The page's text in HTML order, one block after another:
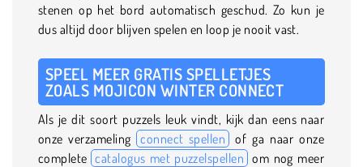
stenen op het bord automatisch geschud. Zo kun je
dus altijd door blijven spelen en loop je nooit vast.
SPEEL MEER GRATIS SPELLETJES
ZOALS MOJICON WINTER CONNECT
Als je dit soort puzzels leuk vindt, kijk dan eens naar
onze verzameling connect spellen
of ga naar onze
complete catalogus met puzzelspellen om nog meer